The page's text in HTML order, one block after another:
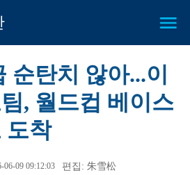
순탄치 않아...이
, 월드컵 베이스
도착
06-09 09:12:03 편집: 朱雪松